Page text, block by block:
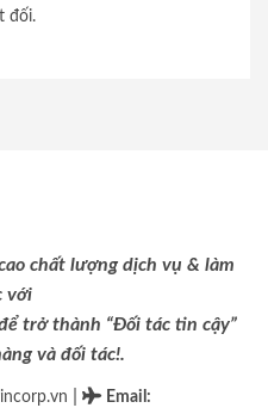
đối.
chất lượng dịch vụ & làm
với
trở thành “Đối tác tin cậy”
và đối tác!.
Email :